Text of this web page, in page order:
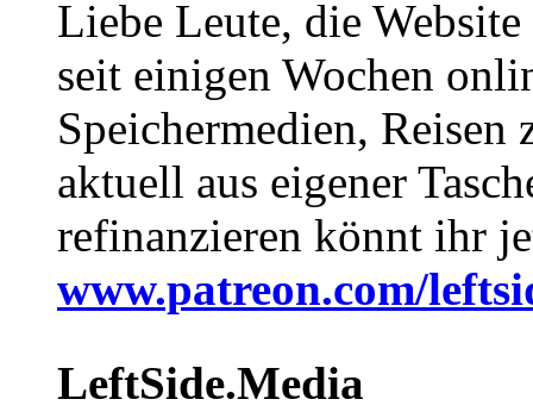
Liebe Leute, die Website
seit einigen Wochen
Speichermedien, Reisen
aktuell aus eigener
refinanzieren könnt ihr
www.patreon.com/
LeftSide.Media